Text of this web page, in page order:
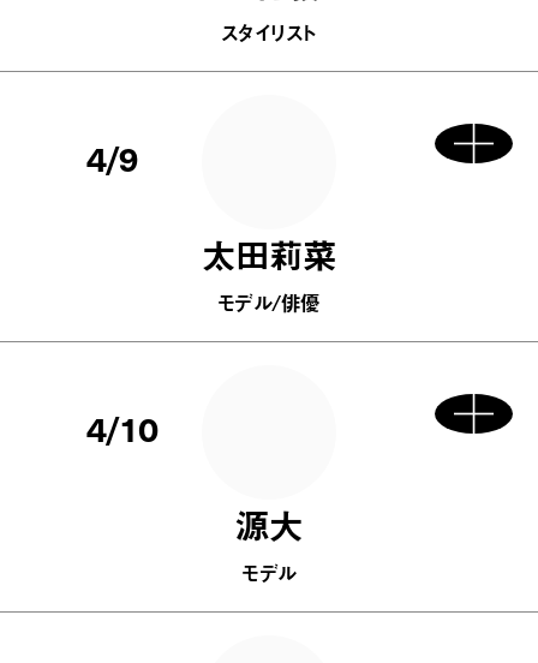
スタイリスト
4/9
太田莉菜
モデル/俳優
4/10
源大
モデル